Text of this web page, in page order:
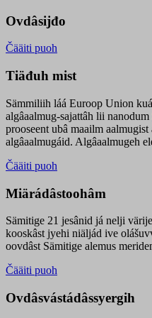
Ovdâsijđo
Čääiti puoh
Tiäđuh mist
Sämmiliih láá Euroop Union
algâaalmug-sajattâh lii nanodum
prooseent ubâ maailm
algâaalmugáid. Algâaalmugeh
Čääiti puoh
Miärádâstoohâm
Sämitige 21 jesânid já nelji
kooskâst jyehi niäljád ive
oovdâst Sämitige alemus
Čääiti puoh
Ovdâsvástádâssyergih